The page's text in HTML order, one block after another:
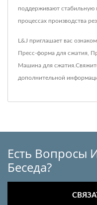
поддерживают стабильную
процессах производства
L&J приглашает вас
Пресс-форма для сжатия
Машина для сжатия
дополнительной
Есть Вопросы
Беседа?